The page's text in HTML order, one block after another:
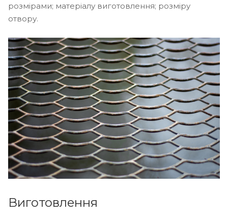
розмірами; матеріалу виготовлення; розміру
отвору.
Виготовлення